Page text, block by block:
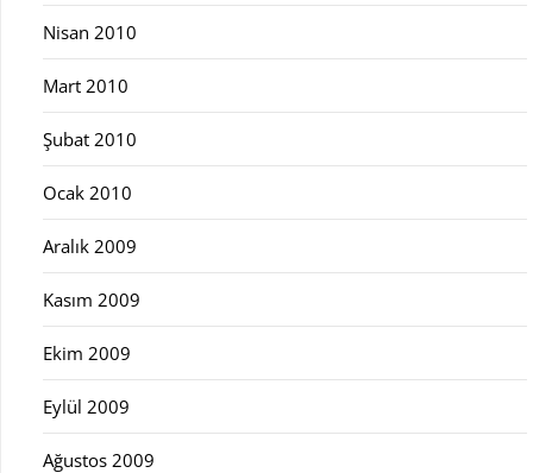
Nisan 2010
Mart 2010
Şubat 2010
Ocak 2010
Aralık 2009
Kasım 2009
Ekim 2009
Eylül 2009
Ağustos 2009